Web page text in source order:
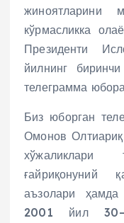
жиноятларини
кўрмасликка
Президенти
йилнинг
телеграмма
Биз юборган
Омонов
ғайриқонуний
аъзолари
2001 йил